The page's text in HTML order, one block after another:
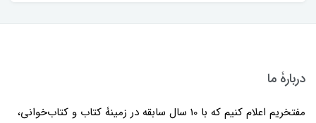
دربارۀ ما
مفتخریم اعلام کنیم که با 10 سال سابقه در زمینۀ کتاب و کتاب‌خوانی،